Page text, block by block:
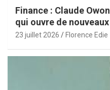
Finance : Claude
qui ouvre de
aux PME africaines
23 juillet 2026 Florence Edie